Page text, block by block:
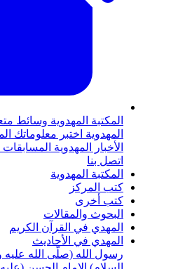
المهدويةوسائط متعددةالأسئلة
اختبر معلوماتك المهدوية
المهدويةالمسابقات المهدوية
المهدوية
والمقالات
في القرآن الكريم
في الأحاديث
الله (صلّى الله عليه وآله) أمير